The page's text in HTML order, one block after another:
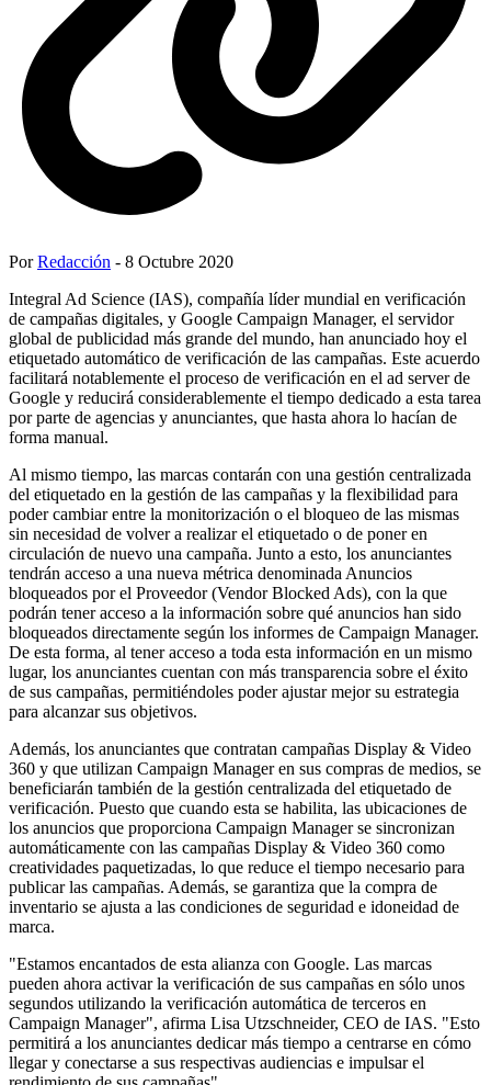
PorRedacción - 8 Octubre 2020
Integral Ad Science (IAS), compañía líder mundial en verificación
de campañas digitales, y Google Campaign Manager, el servidor
global de publicidad más grande del mundo, han anunciado hoy el
etiquetado automático de verificación de las campañas. Este acuerdo
facilitará notablemente el proceso de verificación en el ad server de
Google y reducirá considerablemente el tiempo dedicado a esta tarea
por parte de agencias y anunciantes, que hasta ahora lo hacían de
forma manual.
Al mismo tiempo, las marcas contarán con una gestión centralizada
del etiquetado en la gestión de las campañas y la flexibilidad para
poder cambiar entre la monitorización o el bloqueo de las mismas
sin necesidad de volver a realizar el etiquetado o de poner en
circulación de nuevo una campaña. Junto a esto, los anunciantes
tendrán acceso a una nueva métrica denominada Anuncios
bloqueados por el Proveedor (Vendor Blocked Ads), con la que
podrán tener acceso a la información sobre qué anuncios han sido
bloqueados directamente según los informes de Campaign Manager.
De esta forma, al tener acceso a toda esta información en un mismo
lugar, los anunciantes cuentan con más transparencia sobre el éxito
de sus campañas, permitiéndoles poder ajustar mejor su estrategia
para alcanzar sus objetivos.
Además, los anunciantes que contratan campañas Display & Video
360 y que utilizan Campaign Manager en sus compras de medios, se
beneficiarán también de la gestión centralizada del etiquetado de
verificación. Puesto que cuando esta se habilita, las ubicaciones de
los anuncios que proporciona Campaign Manager se sincronizan
automáticamente con las campañas Display & Video 360 como
creatividades paquetizadas, lo que reduce el tiempo necesario para
publicar las campañas. Además, se garantiza que la compra de
inventario se ajusta a las condiciones de seguridad e idoneidad de
marca.
"Estamos encantados de esta alianza con Google. Las marcas
pueden ahora activar la verificación de sus campañas en sólo unos
segundos utilizando la verificación automática de terceros en
Campaign Manager", afirma Lisa Utzschneider, CEO de IAS. "Esto
permitirá a los anunciantes dedicar más tiempo a centrarse en cómo
llegar y conectarse a sus respectivas audiencias e impulsar el